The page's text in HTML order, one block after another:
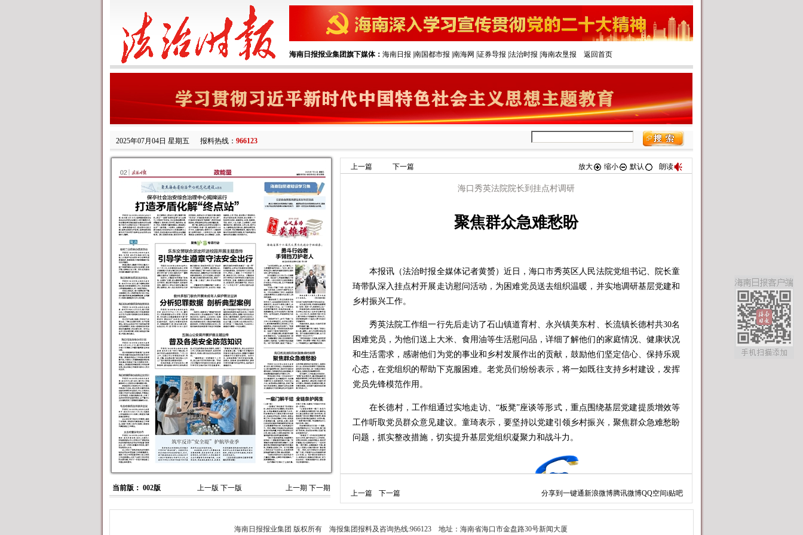
海南日报报业集团旗下媒体： 海南日报 南国都市报 南海网 证券导报 法治时报 海南农垦报 返回首页
2025年07月04日 星期五 报料热线： 966123
当前版： 002版 上一版 下一版 上一期 下一期
上一篇 下一篇 放大 缩小 默认 朗读
海口秀英法院院长到挂点村调研
聚焦群众急难愁盼
本报讯（法治时报全媒体记者黄赟）近日，海口市秀英区人民法院党组书记、院长童
琦带队深入挂点村开展走访慰问活动，为困难党员送去组织温暖，并实地调研基层党建和
乡村振兴工作。
秀英法院工作组一行先后走访了石山镇道育村、永兴镇美东村、长流镇长德村共30名
困难党员，为他们送上大米、食用油等生活慰问品，详细了解他们的家庭情况、健康状况
和生活需求，感谢他们为党的事业和乡村发展作出的贡献，鼓励他们坚定信心、保持乐观
心态，在党组织的帮助下克服困难。老党员们纷纷表示，将一如既往支持乡村建设，发挥
党员先锋模范作用。
在长德村，工作组通过实地走访、“板凳”座谈等形式，重点围绕基层党建提质增效等
工作听取党员群众意见建议。童琦表示，要坚持以党建引领乡村振兴，聚焦群众急难愁盼
问题，抓实整改措施，切实提升基层党组织凝聚力和战斗力。
上一篇 下一篇 分享到 一键通新浪微博腾讯微博QQ空间i贴吧